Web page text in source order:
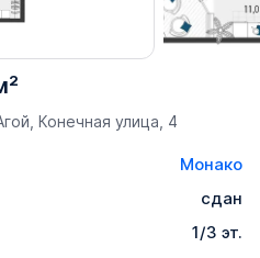
Конечная улица, 4
Монако
сдан
1/3 эт.